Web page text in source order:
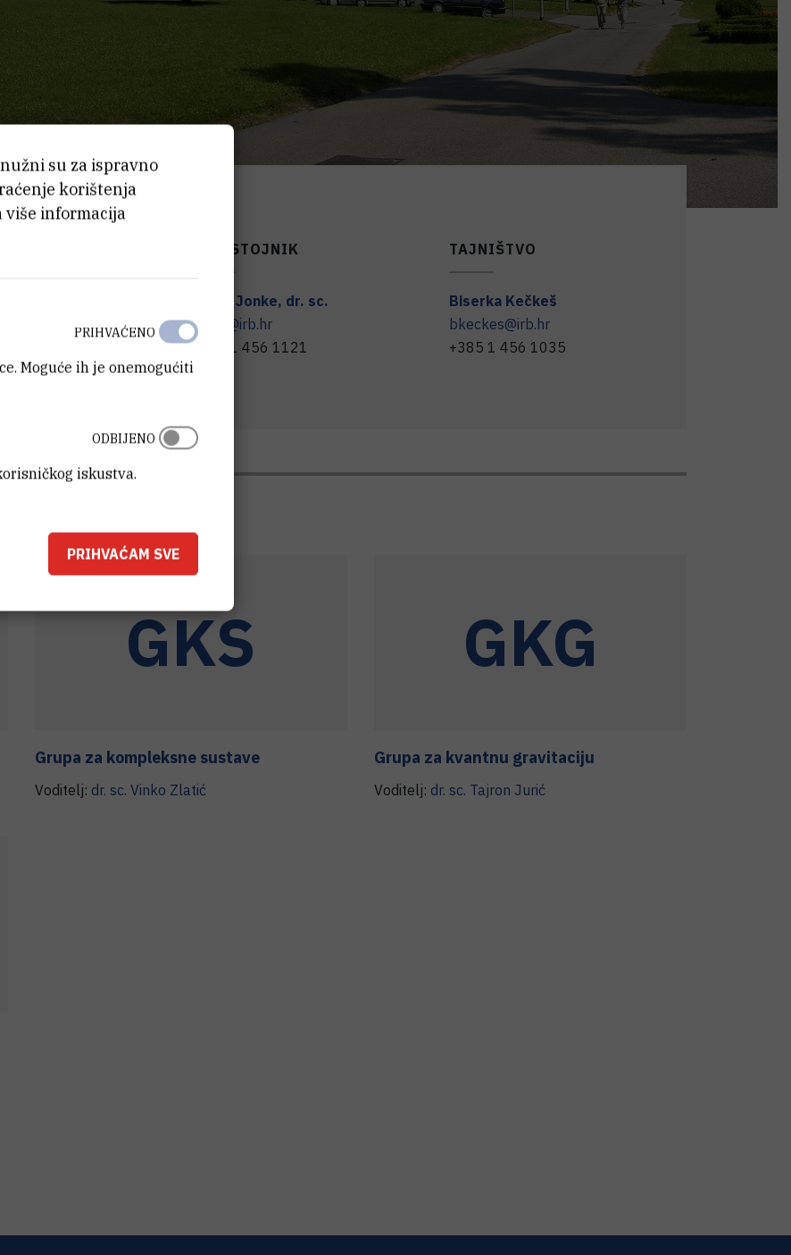
PREDSTOJNIK
Jonke, dr. sc.
larisa@irb.hr
+385 1 456 1121
TAJNIŠTVO
Biserka Kečkeš
bkeckes@irb.hr
+385 1 456 1035
GKS
Grupa za kompleksne sustave
Voditelj: dr. sc. Vinko Zlatić
GKG
Grupa za kvantnu gravitaciju
Voditelj: dr. sc. Tajron Jurić
su za ispravno
korištenja
više informacija
Moguće ih je onemogućiti
PRIHVAĆENO
iskustva.
ODBIJENO
PRIHVAĆAM SVE